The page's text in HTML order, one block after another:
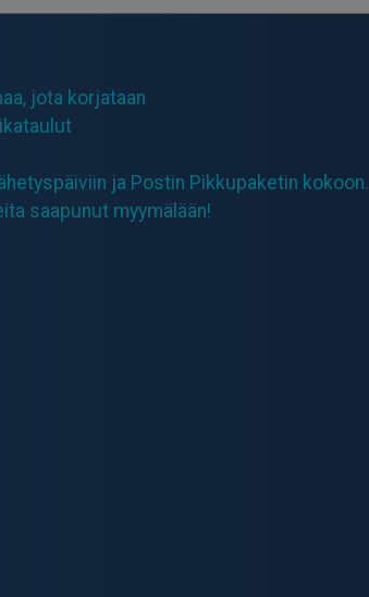
jota korjataan
ja Postin Pikkupaketin kokoon.
saapunut myymälään!